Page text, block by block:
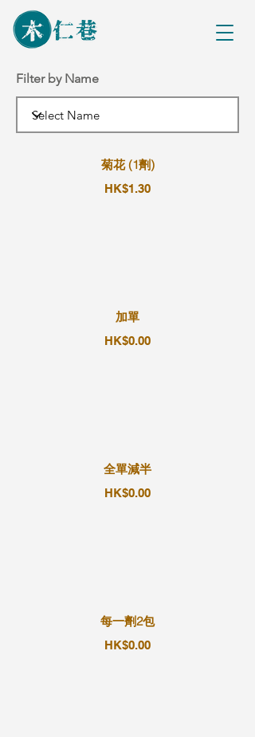
Filter by Name
菊花 (1劑)
HK$1.30
加單
HK$0.00
全單減半
HK$0.00
每一劑2包
HK$0.00